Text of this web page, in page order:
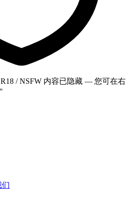
/ NSFW 内容已隐藏 — 您可在右
们